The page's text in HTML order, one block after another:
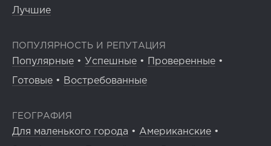
Лучшие
ПОПУЛЯРНОСТЬ И РЕПУТАЦИЯ
Популярные • Успешные • Проверенные •
Готовые • Востребованные
ГЕОГРАФИЯ
Для маленького города • Американские •